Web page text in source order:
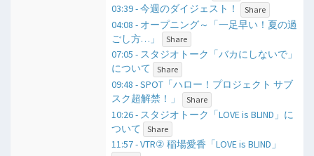
03:39 - 今週のダイジェスト！ Share
04:08 - オープニング～「一足早い！夏の過
ごし方…」
Share
07:05 - スタジオトーク「バカにしないで」
について
Share
09:48 - SPOT「ハロー！プロジェクト サブ
スク超解禁！」
Share
10:26 - スタジオトーク「LOVE is BLIND」に
ついて
Share
11:57 - VTR② 稲場愛香「LOVE is BLIND」